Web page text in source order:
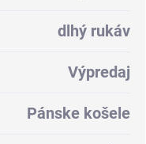
dlhý rukáv
Výpredaj
Pánske košele